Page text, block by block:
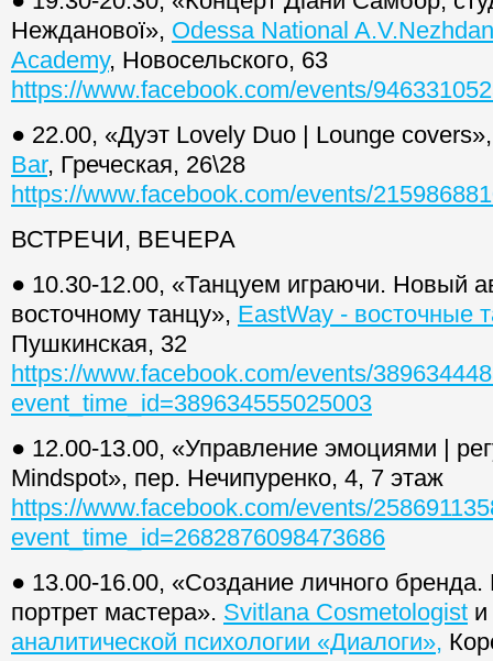
Нежданової», Odessa National
Academy, Новосельского, 63
https://www.facebook.com/events/
● 22.00, «Дуэт Lovely Duo | Lounge
Bar, Греческая, 26\28
https://www.facebook.com/events/
ВСТРЕЧИ, ВЕЧЕРА
● 10.30-12.00, «Танцуем играючи. Новый
восточному танцу», EastWay - восточные
Пушкинская, 32
https://www.facebook.com/events/
event_time_id=389634555025003
● 12.00-13.00, «Управление эмоциями |
Mindspot», пер. Нечипуренко, 4, 7 этаж
https://www.facebook.com/events/
event_time_id=2682876098473686
● 13.00-16.00, «Создание личного бренда.
портрет мастера». Svitlana Cosmetologist и
аналитической психологии «Диалоги»,